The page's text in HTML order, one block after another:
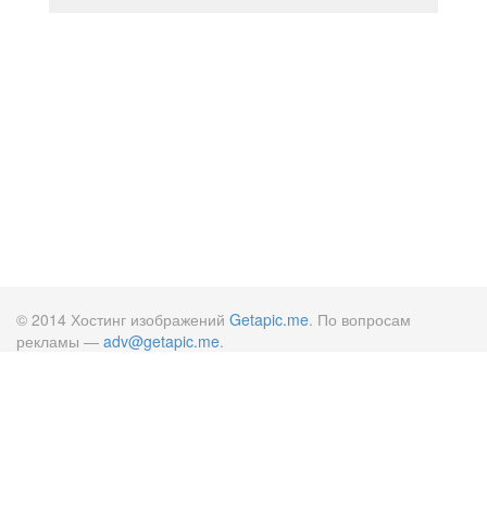
© 2014 Хостинг изображений Getapic.me. По вопросам
рекламы — adv@getapic.me.